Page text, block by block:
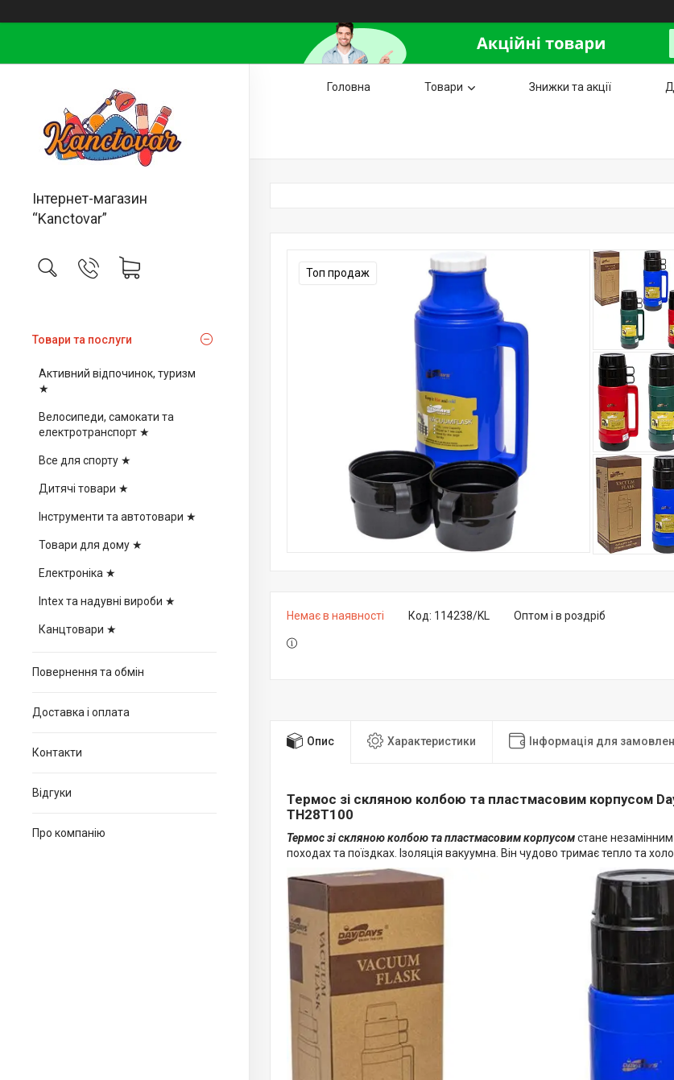
Інтернет-магазин
“Kanctovar”
Товари та послуги
Активний відпочинок, туризм
★
Велосипеди, самокати та
електротранспорт ★
Все для спорту ★
Дитячі товари ★
Інструменти та автотовари ★
Товари для дому ★
Електроніка ★
Intex та надувні вироби ★
Канцтовари ★
Повернення та обмін
Доставка і оплата
Контакти
Відгуки
Про компанію
Головна Товари Знижки та акції
Топ продаж
Немає в наявності Оптом і в роздріб
Код: 114238/KL
Опис Характеристики Інформація для
Термос зі скляною колбою та пластмасовим корпусом
TH28T100
Термос зі скляною колбою та пластмасовим корпусомстане
походах та поїздках. Ізоляція вакуумна. Він чудово тримає тепло та